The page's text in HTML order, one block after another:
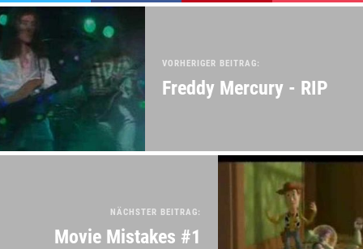
VORHERIGER BEITRAG:
Freddy Mercury - RIP
NÄCHSTER BEITRAG:
Movie Mistakes #1